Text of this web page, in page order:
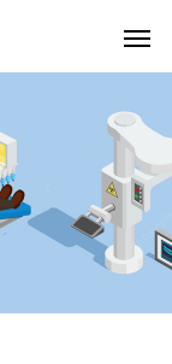
小児歯